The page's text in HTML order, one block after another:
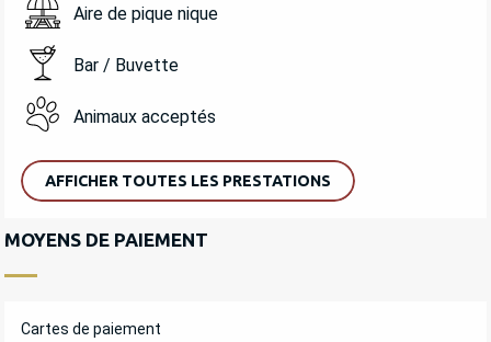
Aire de pique nique
Bar / Buvette
Animaux acceptés
AFFICHER TOUTES LES PRESTATIONS
MOYENS DE PAIEMENT
Cartes de paiement